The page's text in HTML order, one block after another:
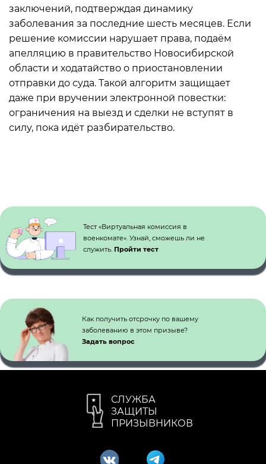
заключений, подтверждая динамику
заболевания за последние шесть месяцев. Если
решение комиссии нарушает права, подаём
апелляцию в правительство Новосибирской
области и ходатайство о приостановлении
отправки до суда. Такой алгоритм защищает
даже при вручении электронной повестки:
ограничения на выезд и сделки не вступят в
силу, пока идёт разбирательство.
Тест «Виртуальная комиссия в
военкомате». Узнай, сможешь ли не
служить. Пройти тест
Как получить отсрочку по вашему
заболеванию в этом призыве?
Задать вопрос
СЛУЖБА
ЗАЩИТЫ
ПРИЗЫВНИКОВ